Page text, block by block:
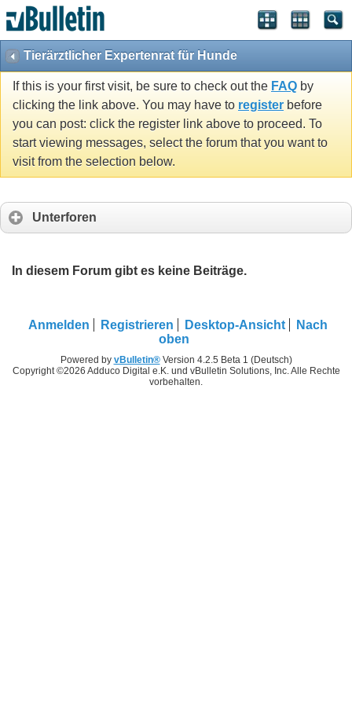
Tierärztlicher Expertenrat für Hunde
If this is your first visit, be sure to check out the FAQ by
clicking the link above. You may have to register before
you can post: click the register link above to proceed. To
start viewing messages, select the forum that you want to
visit from the selection below.
Unterforen
In diesem Forum gibt es keine Beiträge.
Anmelden Registrieren Desktop-Ansicht
Nach
oben
Powered by vBulletin®Version 4.2.5 Beta 1 (Deutsch)
Copyright ©2026 Adduco Digital e.K. und vBulletin Solutions, Inc. Alle Rechte
vorbehalten.